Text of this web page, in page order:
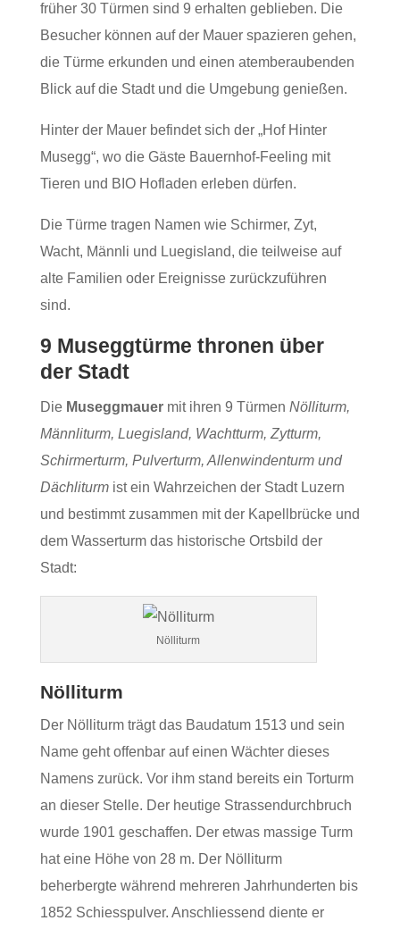
früher 30 Türmen sind 9 erhalten geblieben. Die
Besucher können auf der Mauer spazieren gehen,
die Türme erkunden und einen atemberaubenden
Blick auf die Stadt und die Umgebung genießen.
Hinter der Mauer befindet sich der „Hof Hinter
Musegg“, wo die Gäste Bauernhof-Feeling mit
Tieren und BIO Hofladen erleben dürfen.
Die Türme tragen Namen wie Schirmer, Zyt,
Wacht, Männli und Luegisland, die teilweise auf
alte Familien oder Ereignisse zurückzuführen
sind.
9 Museggtürme thronen über
der Stadt
Die Museggmauermit ihren 9 Türmen Nölliturm,
Männliturm, Luegisland, Wachtturm, Zytturm,
Schirmerturm, Pulverturm, Allenwindenturm und
Dächliturmist ein Wahrzeichen der Stadt Luzern
und bestimmt zusammen mit der Kapellbrücke und
dem Wasserturm das historische Ortsbild der
Stadt:
Nölliturm
Nölliturm
Der Nölliturm trägt das Baudatum 1513 und sein
Name geht offenbar auf einen Wächter dieses
Namens zurück. Vor ihm stand bereits ein Torturm
an dieser Stelle. Der heutige Strassendurchbruch
wurde 1901 geschaffen. Der etwas massige Turm
hat eine Höhe von 28 m. Der Nölliturm
beherbergte während mehreren Jahrhunderten bis
1852 Schiesspulver. Anschliessend diente er